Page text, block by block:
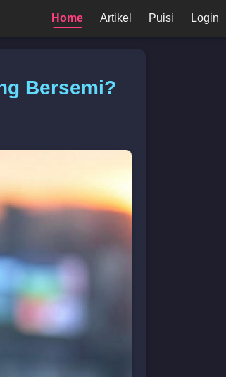
Home Artikel Puisi Login
Bersemi?